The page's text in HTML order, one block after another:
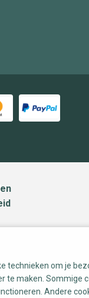
technieken om je
te maken. Sommige
Andere